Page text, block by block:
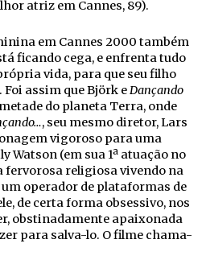
atriz em Cannes, 89).
em Cannes 2000 também
ficando cega, e enfrenta tudo
vida, para que seu filho
Foi assim que Björk eDançando
do planeta Terra, onde
, seu mesmo diretor, Lars
vigoroso para uma
Watson (em sua 1ª atuação no
fervorosa religiosa vivendo na
um operador de plataformas de
de certa forma obsessivo, nos
obstinadamente apaixonada
para salva-lo. O filme chama-